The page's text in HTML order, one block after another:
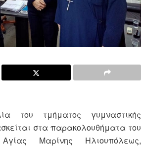
του τμήματος γυμναστικής
στα παρακολουθήματα του
Μαρίνης Ηλιουπόλεως,